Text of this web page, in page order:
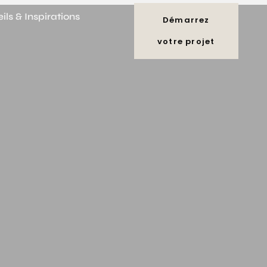
& Inspirations
Démarrez
votre projet